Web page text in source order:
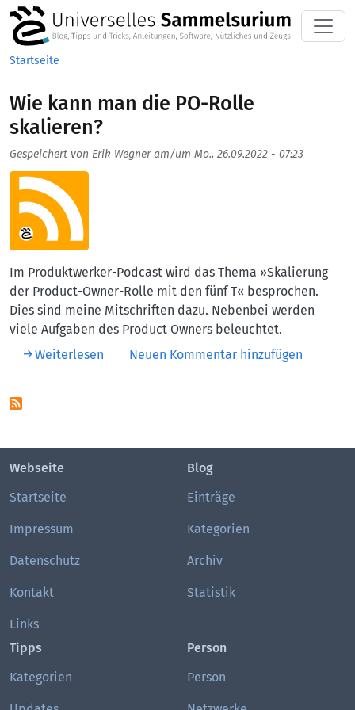
Direkt zum Inhalt
Startseite
Wie kann man die PO-Rolle
skalieren?
Gespeichert von Erik Wegneram/um Mo., 26.09.2022 - 07:23
Aufmacherbild
Im Produktwerker-Podcast wird das Thema »Skalierung
der Product-Owner-Rolle mit den fünf T« besprochen.
Dies sind meine Mitschriften dazu. Nebenbei werden
viele Aufgaben des Product Owners beleuchtet.
Weiterlesen über Wie kann man die PO-Rolle skalieren?
Neuen Kommentar hinzufügen
Webseite
Startseite
Impressum
Datenschutz
Kontakt
Links
Blog
Einträge
Kategorien
Archiv
Statistik
Tipps
Kategorien
Person
Person